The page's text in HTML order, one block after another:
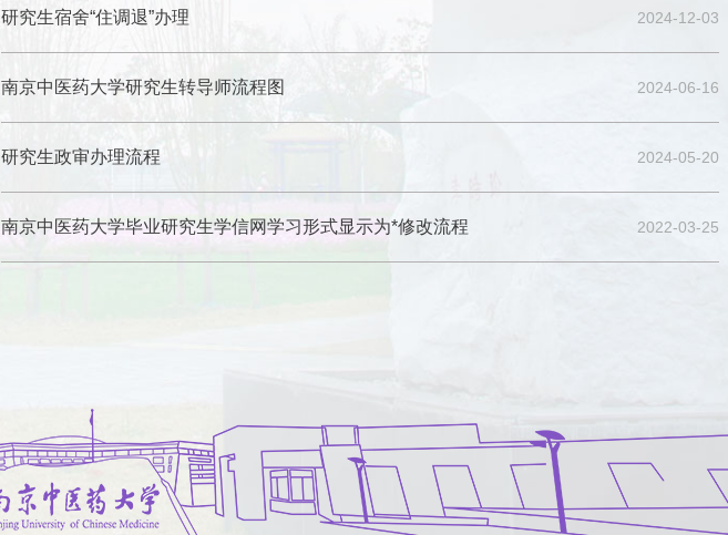
研究生宿舍“住调退”办理 2024-12-03
南京中医药大学研究生转导师流程图 2024-06-16
研究生政审办理流程 2024-05-20
南京中医药大学毕业研究生学信网学习形式显示为*修改流程 2022-03-25